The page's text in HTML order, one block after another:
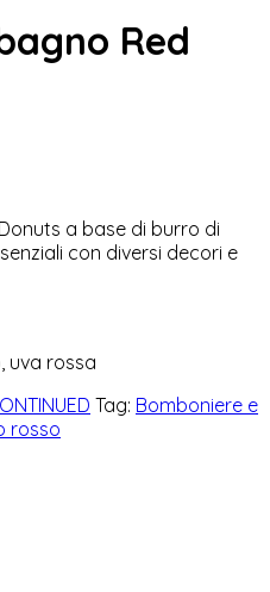
Red
a base di burro di
con diversi decori e
uva rossa
Tag: Bomboniere e
rosso